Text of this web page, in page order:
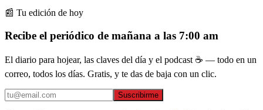
📰 Tu edición de hoy
Recibe el periódico de mañana a las 7:00 am
El diario para hojear, las claves del día y el podcast ☕ — todo en un
correo, todos los días. Gratis, y te das de baja con un clic.
Suscribirme